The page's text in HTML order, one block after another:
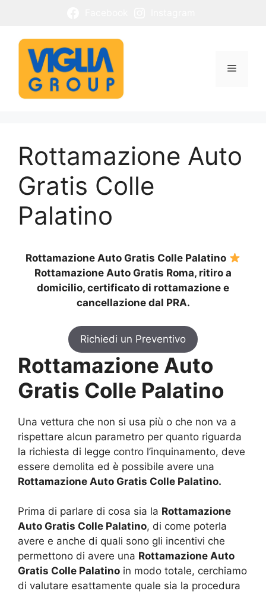
contenuto
Menu
Rottamazione Auto
Gratis Colle
Palatino
Rottamazione Auto Gratis Colle Palatino
Rottamazione Auto Gratis Roma, ritiro a
domicilio, certificato di rottamazione e
cancellazione dal PRA.
Richiedi un Preventivo
Rottamazione Auto
Gratis Colle Palatino
Una vettura che non si usa più o che non va a
rispettare alcun parametro per quanto riguarda
la richiesta di legge contro l’inquinamento, deve
essere demolita ed è possibile avere una
Rottamazione Auto Gratis Colle Palatino.
Prima di parlare di cosa sia la Rottamazione
Auto Gratis Colle Palatino, di come poterla
avere e anche di quali sono gli incentivi che
permettono di avere una Rottamazione Auto
Gratis Colle Palatino in modo totale, cerchiamo
di valutare esattamente quale sia la procedura